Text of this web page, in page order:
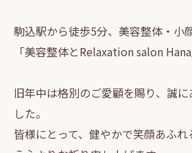
駒込駅から徒歩5分、美容整体・小
「美容整体とRelaxation salon Hana
旧年中は格別のご愛顧を賜り、誠
した。
皆様にとって、健やかで笑顔あふ